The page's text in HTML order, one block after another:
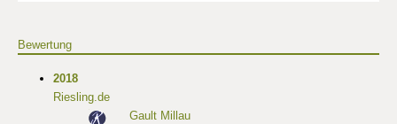
Bewertung
2018
Riesling.de
Gault Millau